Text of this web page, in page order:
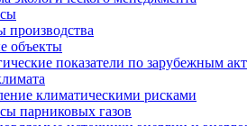
производства
объекты
показатели по зарубежным
климатическими рисками
парниковых газов